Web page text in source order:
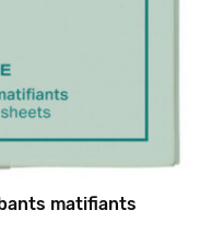
matifiants